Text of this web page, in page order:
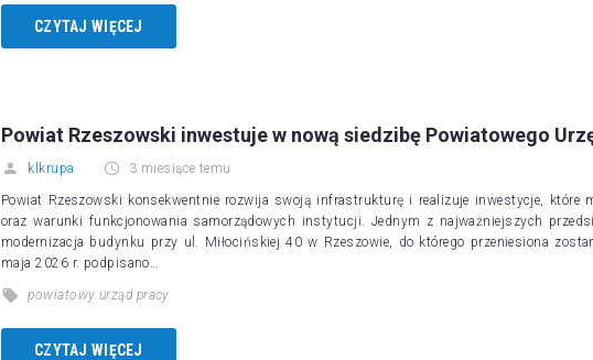
CZYTAJ WIĘCEJ
Powiat Rzeszowski inwestuje w nową siedzibę Powiatowego
klkrupa 3 miesiące temu
Powiat Rzeszowski konsekwentnie rozwija swoją infrastrukturę i realizuje inwestycje, które
oraz warunki funkcjonowania samorządowych instytucji. Jednym z najważniejszych
modernizacja budynku przy ul. Miłocińskiej 40 w Rzeszowie, do którego przeniesiona
maja 2026 r. podpisano…
powiatowy urząd pracy
CZYTAJ WIĘCEJ